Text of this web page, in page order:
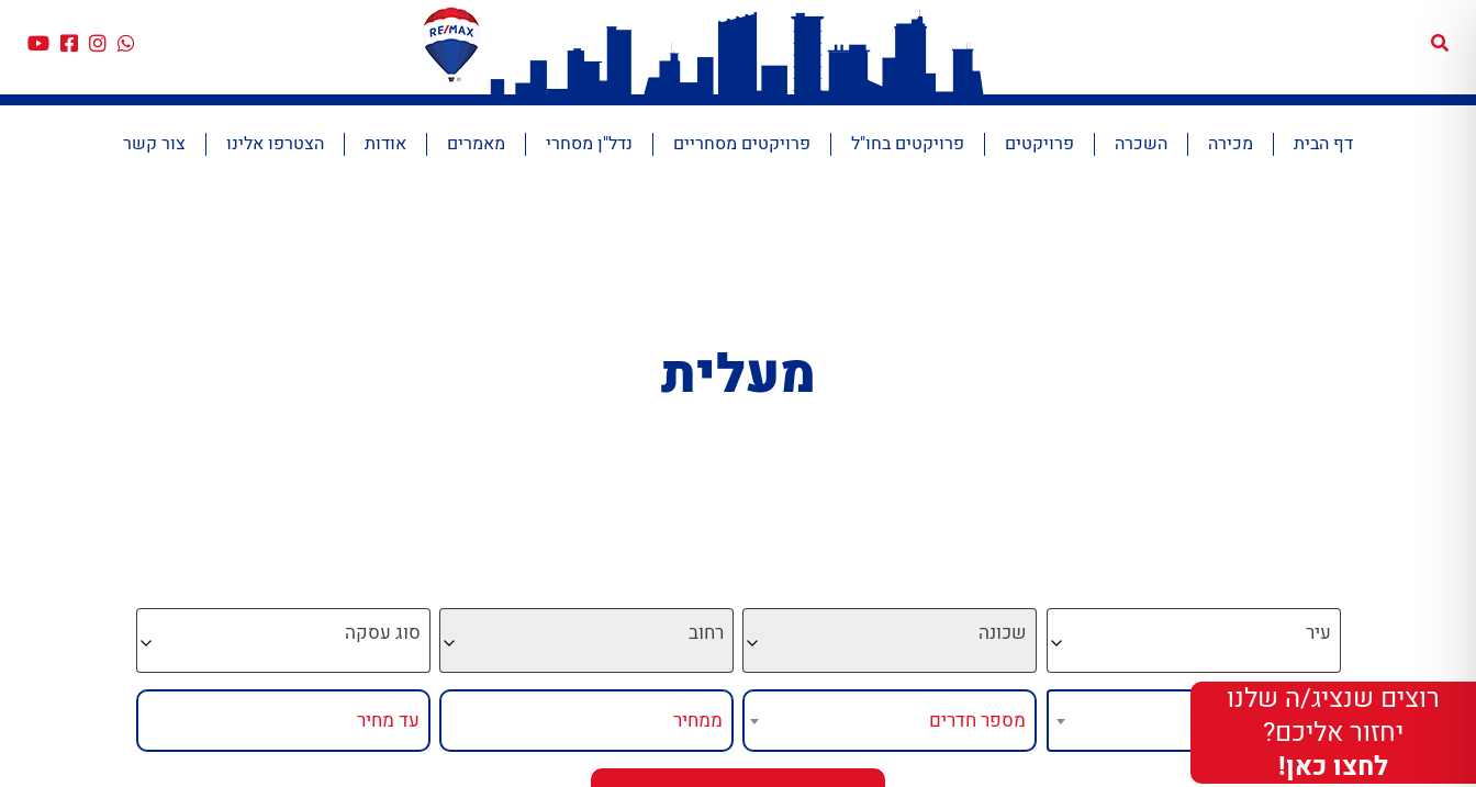
דף הבית מכירה השכרה פרויקטים פרויקטים בחו"ל פרויקטים מסחריים נדל"ן מסחרי מאמרים אודות הצטרפו אלינו צור קשר
מעלית
עיר שכונה רחוב סוג עסקה
רוצים שנציג/ה שלנו
יחזור אליכם?
לחצו כאן!